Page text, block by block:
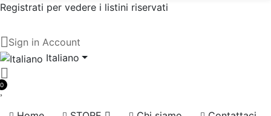
Registrati per vedere i listini riservati
Sign in Account
Italiano
0